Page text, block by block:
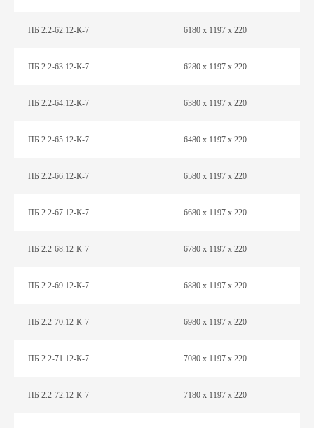
ПБ 2.2-62.12-К-7 6180 х 1197 х 220
ПБ 2.2-63.12-К-7 6280 х 1197 х 220
ПБ 2.2-64.12-К-7 6380 х 1197 х 220
ПБ 2.2-65.12-К-7 6480 х 1197 х 220
ПБ 2.2-66.12-К-7 6580 х 1197 х 220
ПБ 2.2-67.12-К-7 6680 х 1197 х 220
ПБ 2.2-68.12-К-7 6780 х 1197 х 220
ПБ 2.2-69.12-К-7 6880 х 1197 х 220
ПБ 2.2-70.12-К-7 6980 х 1197 х 220
ПБ 2.2-71.12-К-7 7080 х 1197 х 220
ПБ 2.2-72.12-К-7 7180 х 1197 х 220